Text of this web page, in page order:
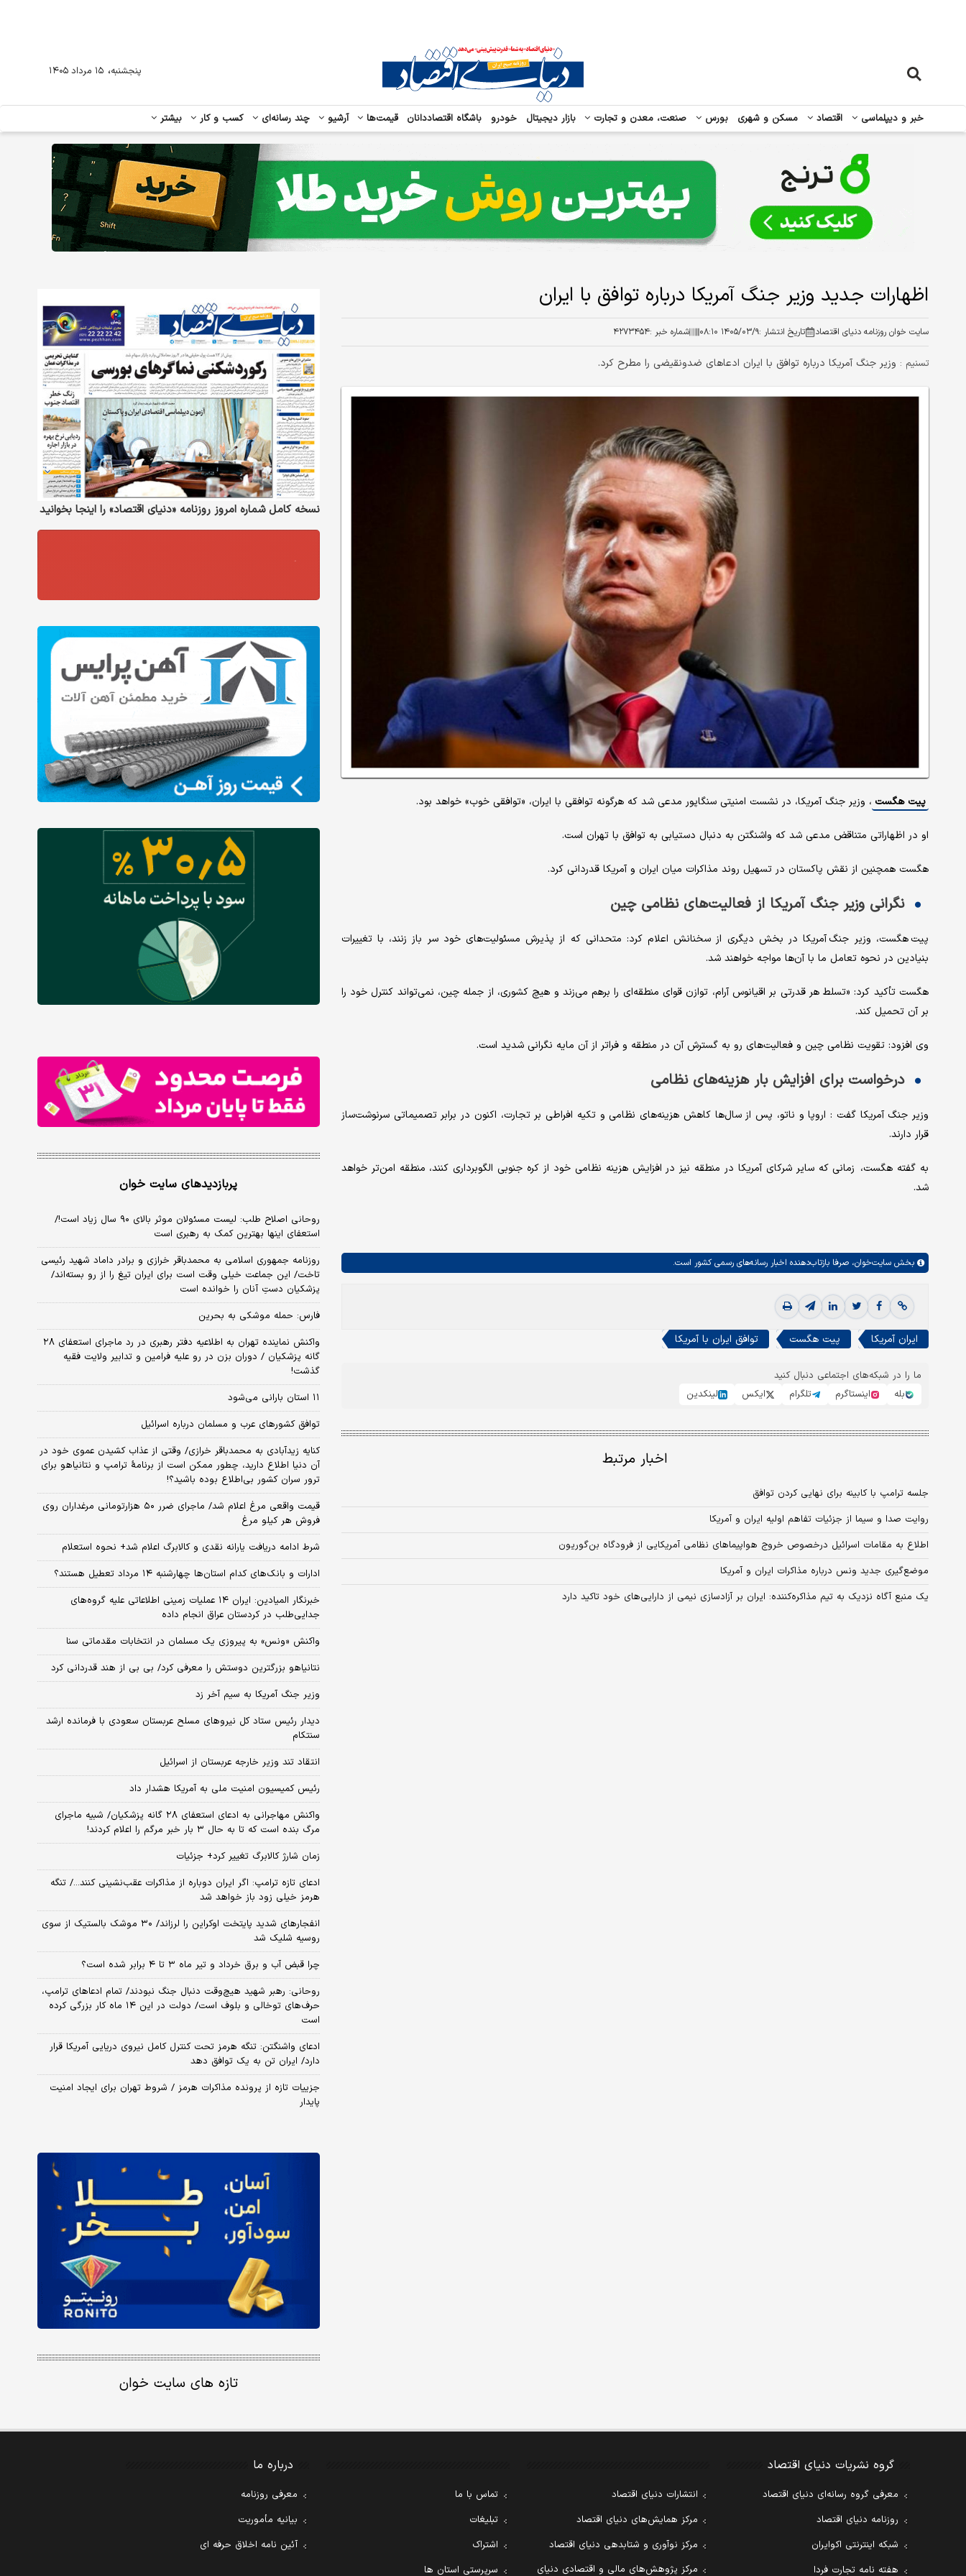
خبر و دیپلماسی اقتصاد مسکن و شهری بورس صنعت، معدن و تجارت بازار دیجیتال خودرو باشگاه اقتصاددانان قیمت‌ها آرشیو چند رسانه‌ای کسب و کار بیشتر
پنجشنبه، ۱۵ مرداد ۱۴۰۵
اظهارات جدید وزیر جنگ آمریکا درباره توافق با ایران
سایت خوان روزنامه دنیای اقتصاد تاریخ انتشار :۱۴۰۵/۰۳/۹ ۰۸:۱۰ شماره خبر :۴۲۷۳۴۵۴
تسنیم : وزیر جنگ آمریکا درباره توافق با ایران ادعاهای ضدونقیضی را مطرح کرد.
پیت هگست ، وزیر جنگ آمریکا، در نشست امنیتی سنگاپور مدعی شد که هرگونه توافقی با ایران، «توافقی خوب» خواهد بود.
او در اظهاراتی متناقض مدعی شد که واشنگتن به دنبال دستیابی به توافق با تهران است.
هگست همچنین از نقش پاکستان در تسهیل روند مذاکرات میان ایران و آمریکا قدردانی کرد.
نگرانی وزیر جنگ آمریکا از فعالیت‌های نظامی چین
پیت هگست، وزیر جنگ آمریکا در بخش دیگری از سخنانش اعلام کرد: متحدانی که از پذیرش مسئولیت‌های خود سر باز زنند، با تغییرات
بنیادین در نحوه تعامل ما با آن‌ها مواجه خواهند شد.
هگست تأکید کرد: «تسلط هر قدرتی بر اقیانوس آرام، توازن قوای منطقه‌ای را برهم می‌زند و هیچ کشوری، از جمله چین، نمی‌تواند کنترل خود را
بر آن تحمیل کند.
وی افزود: تقویت نظامی چین و فعالیت‌های رو به گسترش آن در منطقه و فراتر از آن مایه نگرانی شدید است.
درخواست برای افزایش بار هزینه‌های نظامی
وزیر جنگ آمریکا گفت : اروپا و ناتو، پس از سال‌ها کاهش هزینه‌های نظامی و تکیه افراطی بر تجارت، اکنون در برابر تصمیماتی سرنوشت‌ساز
قرار دارند.
به گفته هگست، زمانی که سایر شرکای آمریکا در منطقه نیز در افزایش هزینه نظامی خود از کره جنوبی الگوبرداری کنند، منطقه امن‌تر خواهد
شد.
بخش سایت‌خوان، صرفا بازتاب‌دهنده اخبار رسانه‌های رسمی کشور است.
ایران آمریکا پیت هگست توافق ایران با آمریکا
ما را در شبکه‌های اجتماعی دنبال کنید
بله
اینستاگرم تلگرام ایکس لینکدین
اخبار مرتبط
جلسه ترامپ با کابینه برای نهایی کردن توافق
روایت صدا و سیما از جزئیات تفاهم اولیه ایران و آمریکا
اطلاع به مقامات اسرائیل درخصوص خروج هواپیماهای نظامی آمریکایی از فرودگاه بن‌گوریون
موضع‌گیری جدید ونس درباره مذاکرات ایران و آمریکا
یک منبع آگاه نزدیک به تیم مذاکره‌کننده: ایران بر آزادسازی نیمی از دارایی‌های خود تاکید دارد
نسخه کامل شماره امروز روزنامه «دنیای‌ اقتصاد» را اینجا بخوانید
پربازدیدهای سایت خوان
روحانی اصلاح طلب: ‌لیست مسئولان موثر بالای ۹۰ سال زیاد است!/
استعفای اینها بهترین کمک به رهبری است
روزنامه جمهوری اسلامی به محمدباقر خرازی و برادر داماد شهید رئیسی
تاخت/ این جماعت خیلی وقت است برای ایران تیغ را از رو بسته‌اند/
پزشکیان دستِ آنان را خوانده است
فارس: حمله موشکی به بحرین
واکنش نماینده تهران به اطلاعیه دفتر رهبری در رد ماجرای استعفای ۲۸
گانه پزشکیان / دوران بزن در رو علیه فرامین و تدابیر ولایت فقیه
گذشت!
۱۱ استان بارانی می‌شود
توافق کشورهای عرب و مسلمان درباره اسرائیل
کنایه زیدآبادی به محمدباقر خرازی/ وقتی از عذاب کشیدن عموی خود در
آن دنیا اطلاع دارید، چطور ممکن است از برنامهٔ ترامپ و نتانیاهو برای
ترور سران کشور بی‌اطلاع بوده باشید؟!
قیمت واقعی مرغ اعلام شد/ ماجرای ضرر ۵۰ هزارتومانی مرغداران روی
فروش هر کیلو مرغ
شرط ادامه دریافت یارانه نقدی و کالابرگ اعلام شد+ نحوه استعلام
ادارات و بانک‌های کدام استان‌ها چهارشنبه ۱۴ مرداد تعطیل هستند؟
خبرنگار المیادین: ایران ۱۴ عملیات زمینی اطلاعاتی علیه گروه‌های
جدایی‌طلب در کردستان عراق انجام داده
واکنش «ونس» به پیروزی یک مسلمان در انتخابات مقدماتی سنا
نتانیاهو بزرگترین دوستش را معرفی کرد/ بی بی از هند قدردانی کرد
وزیر جنگ آمریکا به سیم آخر زد
دیدار رئیس ستاد کل نیروهای مسلح عربستان سعودی با فرمانده ارشد
سنتکام
انتقاد تند وزیر خارجه عربستان از اسرائیل
رئیس کمیسیون امنیت ملی به آمریکا هشدار داد
واکنش مهاجرانی به ادعای استعفای ۲۸ گانه پزشکیان/ شبیه ماجرای
مرگ بنده است که تا به حال ۳ بار خبر مرگم را اعلام کردند!
زمان شارژ کالابرگ تغییر کرد+ جزئیات
ادعای تازه ترامپ: اگر ایران دوباره از مذاکرات عقب‌نشینی کنند.../ تنگه
هرمز خیلی زود باز خواهد شد
انفجارهای شدید پایتخت اوکراین را لرزاند/ ۳۰ موشک بالستیک از سوی
روسیه شلیک شد
چرا قبض آب و برق خرداد و تیر ماه ۳ تا ۴ برابر شده است؟
روحانی: رهبر شهید هیچ‌وقت دنبال جنگ نبودند/ تمام ادعاهای ترامپ،
حرف‌های توخالی و بلوف است/ دولت در این ۱۴ ماه کار بزرگی کرده
است
ادعای واشنگتن: تنگه هرمز تحت کنترل کامل نیروی دریایی آمریکا قرار
دارد/ ایران تن به یک توافق دهد
جزییات تازه از پرونده مذاکرات هرمز / شروط تهران برای ایجاد امنیت
پایدار
تازه های سایت خوان
گروه نشریات دنیای اقتصاد
معرفی گروه رسانه‌ای دنیای اقتصاد
روزنامه دنیای اقتصاد
شبکه اینترنتی اکوایران
هفته نامه تجارت فردا
انتشارات دنیای اقتصاد
مرکز همایش‌های دنیای اقتصاد
مرکز نوآوری و شتابدهی دنیای اقتصاد
مرکز پژوهش‌های مالی و اقتصادی دنیای
تماس با ما
تبلیغات
اشتراک
سرپرستی استان ها
درباره ما
معرفی روزنامه
بیانیه مأموریت
آئین نامه اخلاق حرفه ای